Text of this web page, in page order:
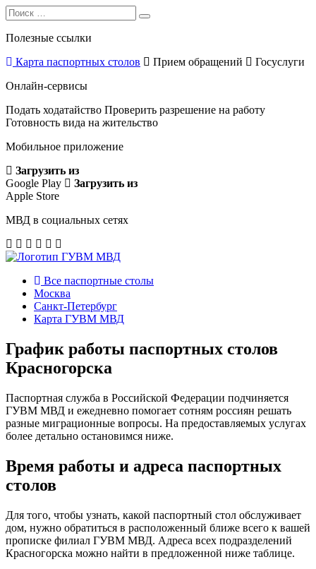
Search
for:
Search
Полезные ссылки
Карта паспортных столов
Прием обращений
Госуслуги
Онлайн-сервисы
Подать ходатайство Проверить разрешение на работу
Готовность вида на жительство
Мобильное приложение
Загрузить из
Google Play
Загрузить из
Apple Store
МВД в социальных сетях
Все паспортные столы
Москва
Санкт-Петербург
Карта ГУВМ МВД
График работы паспортных столов
Красногорска
Паспортная служба в Российской Федерации подчиняется
ГУВМ МВД и ежедневно помогает сотням россиян решать
разные миграционные вопросы. На предоставляемых услугах
более детально остановимся ниже.
Время работы и адреса паспортных
столов
Для того, чтобы узнать, какой паспортный стол обслуживает
дом, нужно обратиться в расположенный ближе всего к вашей
прописке филиал ГУВМ МВД. Адреса всех подразделений
Красногорска можно найти в предложенной ниже таблице.